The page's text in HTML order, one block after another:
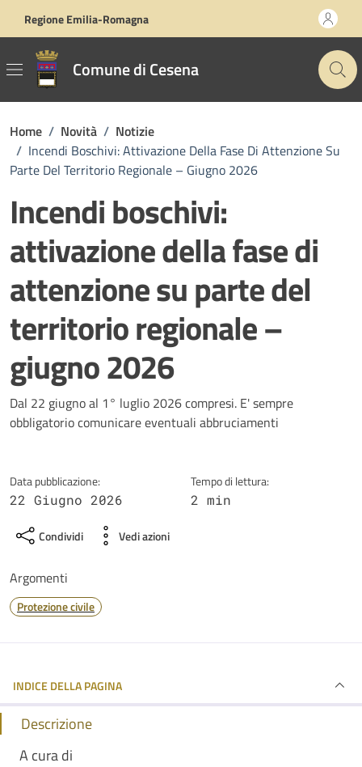
Regione Emilia-Romagna
Comune di Cesena
Home / Novità / Notizie
/ Incendi Boschivi: Attivazione Della Fase Di Attenzione Su
Parte Del Territorio Regionale – Giugno 2026
Incendi boschivi:
attivazione della fase di
attenzione su parte del
territorio regionale –
giugno 2026
Dettagli della notizia
Dal 22 giugno al 1° luglio 2026 compresi. E' sempre
obbligatorio comunicare eventuali abbruciamenti
Data pubblicazione:
22 Giugno 2026
Tempo di lettura:
2 min
Condividi Vedi azioni
Argomenti
Protezione civile
INDICE DELLA PAGINA
Descrizione
A cura di